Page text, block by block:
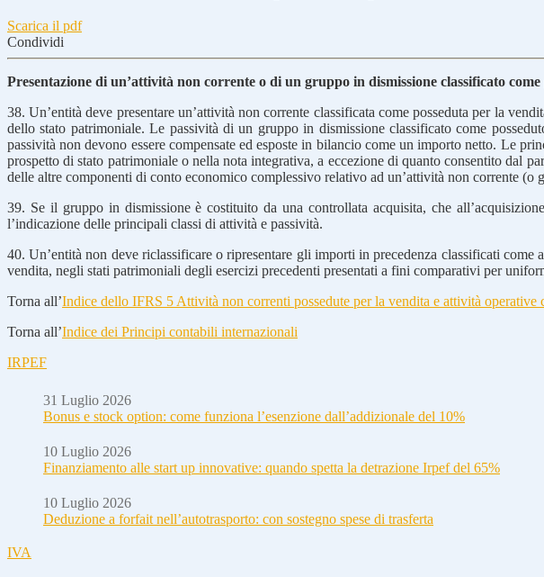
Scarica il pdf
Condividi
Presentazione di un’attività non corrente o di un gruppo in dismissione classificato
38. Un’entità deve presentare un’attività non corrente classificata come posseduta per la
dello stato patrimoniale. Le passività di un gruppo in dismissione classificato come
passività non devono essere compensate ed esposte in bilancio come un importo netto. Le
prospetto di stato patrimoniale o nella nota integrativa, a eccezione di quanto consentito dal
delle altre componenti di conto economico complessivo relativo ad un’attività non corrente (o
39. Se il gruppo in dismissione è costituito da una controllata acquisita, che
l’indicazione delle principali classi di attività e passività.
40. Un’entità non deve riclassificare o ripresentare gli importi in precedenza classificati
vendita, negli stati patrimoniali degli esercizi precedenti presentati a fini comparativi per
Torna all’Indice dello IFRS 5 Attività non correnti possedute per la vendita e attività operative
Torna all’Indice dei Principi contabili internazionali
IRPEF
31 Luglio 2026
Bonus e stock option: come funziona l’esenzione dall’addizionale del 10%
10 Luglio 2026
Finanziamento alle start up innovative: quando spetta la detrazione Irpef del 65%
10 Luglio 2026
Deduzione a forfait nell’autotrasporto: con sostegno spese di trasferta
IVA